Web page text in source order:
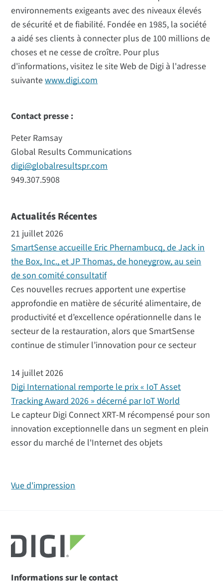
environnements exigeants avec des niveaux élevés
de sécurité et de fiabilité. Fondée en 1985, la société
a aidé ses clients à connecter plus de 100 millions de
choses et ne cesse de croître. Pour plus
d'informations, visitez le site Web de Digi à l'adresse
suivantewww.digi.com
Contact presse :
Peter Ramsay
Global Results Communications
digi@globalresultspr.com
949.307.5908
Actualités Récentes
21 juillet 2026
SmartSense accueille Eric Phernambucq, de Jack in
the Box, Inc., et JP Thomas, de honeygrow, au sein
de son comité consultatif
Ces nouvelles recrues apportent une expertise
approfondie en matière de sécurité alimentaire, de
productivité et d’excellence opérationnelle dans le
secteur de la restauration, alors que SmartSense
continue de stimuler l’innovation pour ce secteur
14 juillet 2026
Digi International remporte le prix « IoT Asset
Tracking Award 2026 » décerné par IoT World
Le capteur Digi Connect XRT-M récompensé pour son
innovation exceptionnelle dans un segment en plein
essor du marché de l'Internet des objets
Vue d'impression
Informations sur le contact